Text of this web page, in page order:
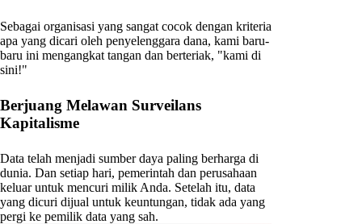
Sebagai organisasi yang sangat cocok dengan kriteria
apa yang dicari oleh penyelenggara dana, kami baru-
baru ini mengangkat tangan dan berteriak, "kami di
sini!"
Berjuang Melawan Surveilans
Kapitalisme
Data telah menjadi sumber daya paling berharga di
dunia. Dan setiap hari, pemerintah dan perusahaan
keluar untuk mencuri milik Anda. Setelah itu, data
yang dicuri dijual untuk keuntungan, tidak ada yang
pergi ke pemilik data yang sah.